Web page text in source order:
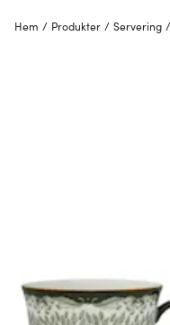
Hem / Produkter / Servering /